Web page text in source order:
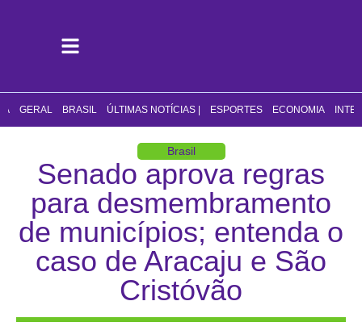
GERAL BRASIL ÚLTIMAS NOTÍCIAS | ESPORTES ECONOMIA
Brasil
Senado aprova regras
para desmembramento
de municípios; entenda o
caso de Aracaju e São
Cristóvão